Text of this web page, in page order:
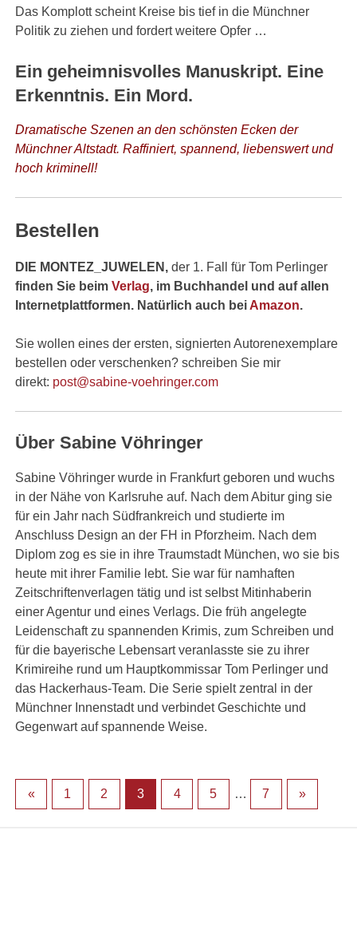
Das Komplott scheint Kreise bis tief in die Münchner
Politik zu ziehen und fordert weitere Opfer …
Ein geheimnisvolles Manuskript. Eine
Erkenntnis. Ein Mord.
Dramatische Szenen an den schönsten Ecken der
Münchner Altstadt. Raffiniert, spannend, liebenswert und
hoch kriminell!
Bestellen
DIE MONTEZ_JUWELEN,der 1. Fall für Tom Perlinger
finden Sie beimVerlag, im Buchhandel und auf allen
Internetplattformen. Natürlich auch bei Amazon.
Sie wollen eines der ersten, signierten Autorenexemplare
bestellen oder verschenken? schreiben Sie mir
direkt: post@sabine-voehringer.com
Über Sabine Vöhringer
Sabine Vöhringer wurde in Frankfurt geboren und wuchs
in der Nähe von Karlsruhe auf. Nach dem Abitur ging sie
für ein Jahr nach Südfrankreich und studierte im
Anschluss Design an der FH in Pforzheim. Nach dem
Diplom zog es sie in ihre Traumstadt München, wo sie bis
heute mit ihrer Familie lebt. Sie war für namhaften
Zeitschriftenverlagen tätig und ist selbst Mitinhaberin
einer Agentur und eines Verlags. Die früh angelegte
Leidenschaft zu spannenden Krimis, zum Schreiben und
für die bayerische Lebensart veranlasste sie zu ihrer
Krimireihe rund um Hauptkommissar Tom Perlinger und
das Hackerhaus-Team. Die Serie spielt zentral in der
Münchner Innenstadt und verbindet Geschichte und
Gegenwart auf spannende Weise.
« 1 2 3 4 5 … 7 »